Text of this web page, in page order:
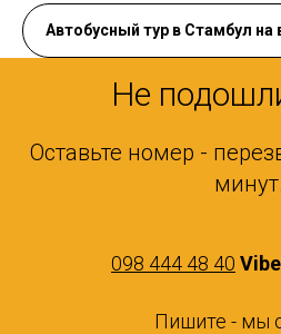
Автобусный тур в Стамбул
Не
Оставьте номер -
минут.
098 444 48 40
Пишите - мы